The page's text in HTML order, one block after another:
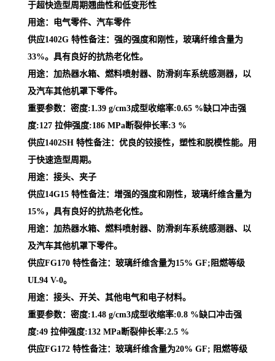
于超快造型周期翘曲性和低变形性
用途：电气零件、汽车零件
供应1402G 特性备注：强的强度和刚性，玻璃纤维含量为
33%。具有良好的抗热老化性。
用途：加热器水箱、燃料喷射器、防滑刹车系统感测器，以
及汽车其他机罩下零件。
重要参数：密度:1.39 g/cm3成型收缩率:0.65 %缺口冲击强
度:127 拉伸强度:186 MPa断裂伸长率:3 %
供应1402SH 特性备注：优良的铰接性，塑性和脱模性能。用
于快速造型周期。
用途：接头、夹子
供应14G15 特性备注：增强的强度和刚性，玻璃纤维含量为
15%，具有良好的抗热老化性。
用途：加热器水箱、燃料喷射器、防滑刹车系统感测器、以
及汽车其他机罩下零件。
供应FG170 特性备注：玻璃纤维含量为15% GF;阻燃等级
UL94 V-0。
用途：接头、开关、其他电气和电子材料。
重要参数：密度:1.48 g/cm3成型收缩率:0.8 %缺口冲击强
度:49 拉伸强度:132 MPa断裂伸长率:2.5 %
供应FG172 特性备注：玻璃纤维含量为20% GF; 阻燃等级